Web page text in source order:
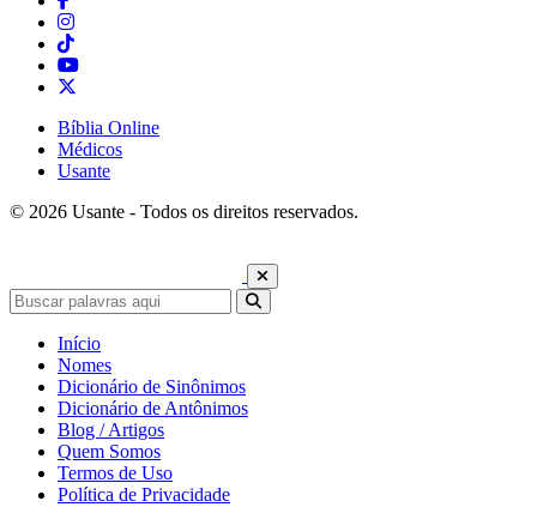
Bíblia Online
Médicos
Usante
© 2026 Usante - Todos os direitos reservados.
Início
Nomes
Dicionário de Sinônimos
Dicionário de Antônimos
Blog / Artigos
Quem Somos
Termos de Uso
Política de Privacidade